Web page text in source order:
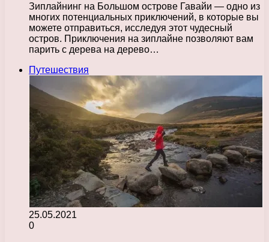
Зиплайнинг на Большом острове Гавайи — одно из
многих потенциальных приключений, в которые вы
можете отправиться, исследуя этот чудесный
остров. Приключения на зиплайне позволяют вам
парить с дерева на дерево…
Путешествия
25.05.2021
0